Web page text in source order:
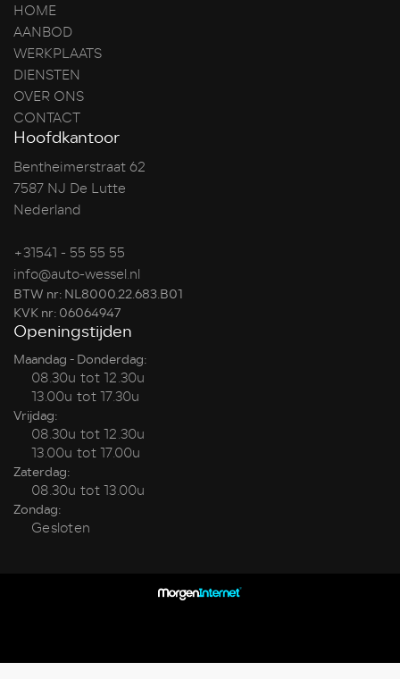
HOME
AANBOD
WERKPLAATS
DIENSTEN
OVER ONS
CONTACT
Hoofdkantoor
Bentheimerstraat 62
7587 NJ De Lutte
Nederland
+31541 - 55 55 55
info@auto-wessel.nl
BTW nr: NL8000.22.683.B01
KVK nr: 06064947
Openingstijden
Maandag - Donderdag:
08.30u tot 12.30u
13.00u tot 17.30u
Vrijdag:
08.30u tot 12.30u
13.00u tot 17.00u
Zaterdag:
08.30u tot 13.00u
Zondag:
Gesloten